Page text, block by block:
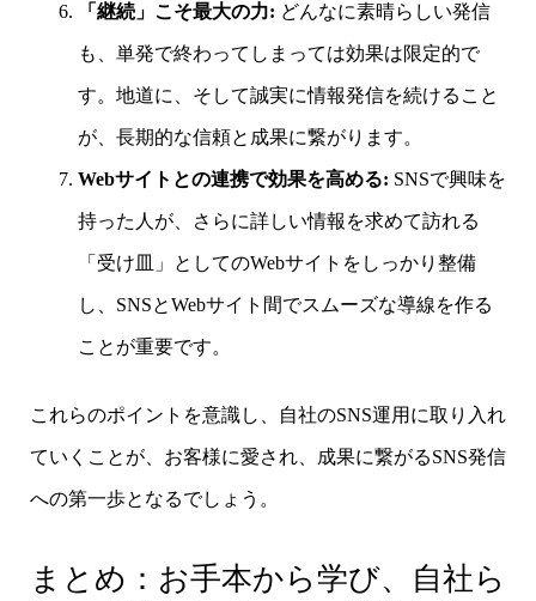
「継続」こそ最大の力: どんなに素晴らしい発信
も、単発で終わってしまっては効果は限定的で
す。地道に、そして誠実に情報発信を続けること
が、長期的な信頼と成果に繋がります。
Webサイトとの連携で効果を高める: SNSで興味を
持った人が、さらに詳しい情報を求めて訪れる
「受け皿」としてのWebサイトをしっかり整備
し、SNSとWebサイト間でスムーズな導線を作る
ことが重要です。
これらのポイントを意識し、自社のSNS運用に取り入れ
ていくことが、お客様に愛され、成果に繋がるSNS発信
への第一歩となるでしょう。
まとめ：お手本から学び、自社ら